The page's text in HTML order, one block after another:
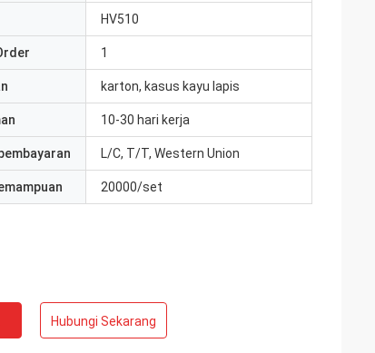
HV510
1
karton, kasus kayu lapis
10-30 hari kerja
L/C, T/T, Western Union
20000/set
Hubungi Sekarang